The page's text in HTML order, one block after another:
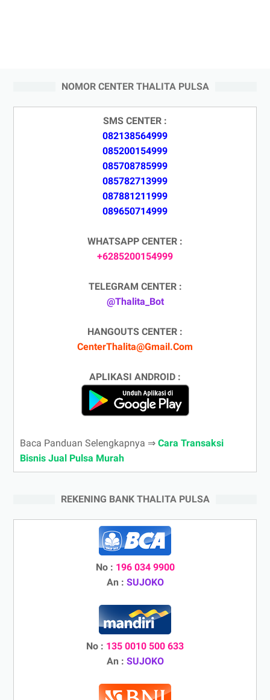
NOMOR CENTER THALITA PULSA
SMS CENTER :
082138564999
085200154999
085708785999
085782713999
087881211999
089650714999
WHATSAPP CENTER :
+6285200154999
TELEGRAM CENTER :
@Thalita_Bot
HANGOUTS CENTER :
CenterThalita@Gmail.Com
APLIKASI ANDROID :
Baca Panduan Selengkapnya ⇒ Cara Transaksi
Bisnis Jual Pulsa Murah
REKENING BANK THALITA PULSA
No : 196 034 9900
An : SUJOKO
No : 135 0010 500 633
An : SUJOKO